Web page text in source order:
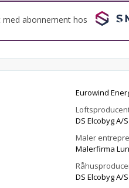
abonnement hos
Eurowind
DS Elcobyg A/S
Maler
Malerfirma
DS Elcobyg A/S